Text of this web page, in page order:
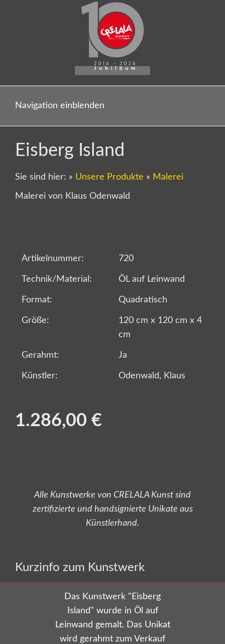
Navigation einblenden
Eisberg Island
Sie sind hier: » Unsere Produkte » Malerei
Malerei von Klaus Odenwald
Artikelnummer: 720
Technik/Material: ÖL auf Leinwand
Format: Quadratisch
Größe:
120 cm x 120 cm x 4
cm
Gerahmt: Ja
Künstler: Odenwald, Klaus
1.286,00 €
Alle Kunstwerke von CRELALA Kunst sind
zertifizierte und handsignierte Unikate aus
Künstlerhand.
Versandkostenfrei bestellen!
Kurzinfo zum Kunstwerk
Das Kunstwerk "Eisberg
Island" wurde in Öl auf
Leinwand gemalt. Das Unikat
wird gerahmt zum Verkauf